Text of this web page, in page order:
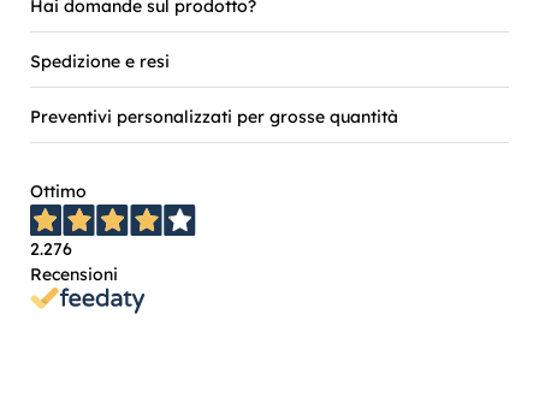
Hai domande sul prodotto?
Spedizione e resi
Preventivi personalizzati per grosse quantità
Ottimo
2.276
Recensioni